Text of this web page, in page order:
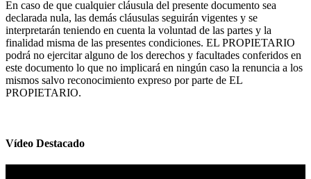
En caso de que cualquier cláusula del presente documento sea
declarada nula, las demás cláusulas seguirán vigentes y se
interpretarán teniendo en cuenta la voluntad de las partes y la
finalidad misma de las presentes condiciones. EL PROPIETARIO
podrá no ejercitar alguno de los derechos y facultades conferidos en
este documento lo que no implicará en ningún caso la renuncia a los
mismos salvo reconocimiento expreso por parte de EL
PROPIETARIO.
Vídeo Destacado